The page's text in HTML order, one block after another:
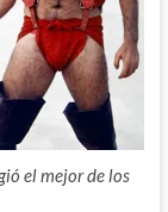
el mejor de los